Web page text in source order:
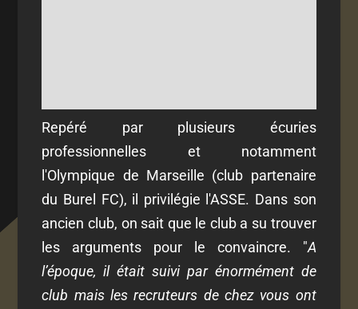
Repéré par plusieurs écuries
professionnelles et notamment
l'Olympique de Marseille (club partenaire
du Burel FC), il privilégie l'ASSE. Dans son
ancien club, on sait que le club a su trouver
les arguments pour le convaincre. "A
l’époque, il était suivi par énormément de
club mais les recruteurs de chez vous ont